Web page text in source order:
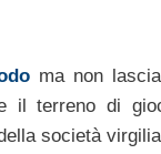
ma non lascia
il terreno di
società